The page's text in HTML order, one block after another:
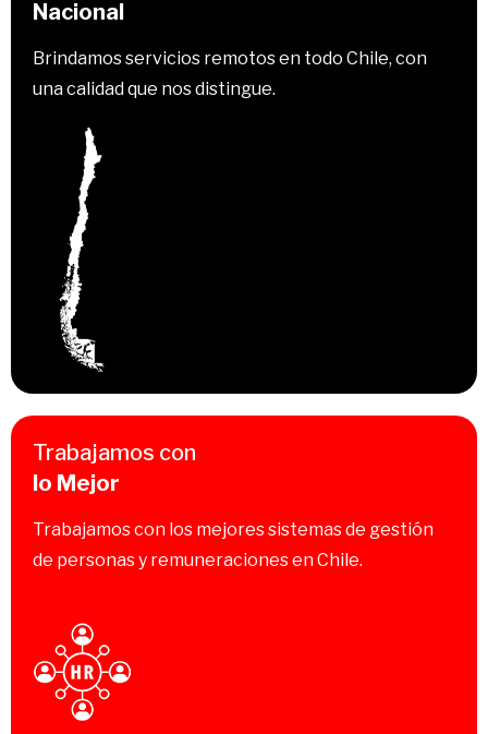
Nacional
Brindamos servicios remotos en todo Chile, con
una calidad que nos distingue.
Trabajamos con
lo Mejor
Trabajamos con los mejores sistemas de gestión
de personas y remuneraciones en Chile.